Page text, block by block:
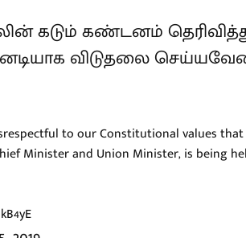
அப்துல்லாவை உடனடியாக
Chief Minister and Union Minister, is